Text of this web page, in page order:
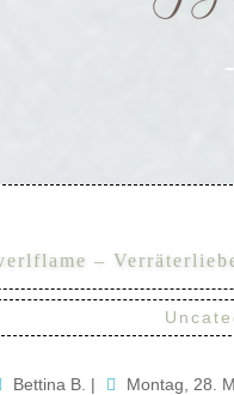
–
Bettina B. | Montag, 28.